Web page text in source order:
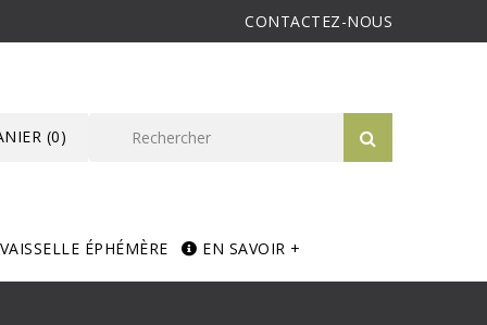
CONTACTEZ-NOUS
(0)
VAISSELLE ÉPHÉMÈRE EN SAVOIR +